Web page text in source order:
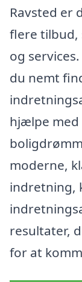
Ravsted er
flere tilbud,
og
du nemt
hjælpe med
moderne,
indretning,
resultater,
for at